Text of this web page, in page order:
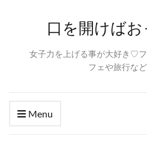
口を開けば
女子力を上げる事が大好き♡
フェや旅行など
Menu